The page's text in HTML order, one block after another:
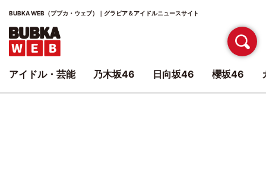
BUBKA WEB（ブブカ・ウェブ）｜グラビア＆アイドルニュースサイト
アイドル・芸能 乃木坂46 日向坂46 櫻坂46